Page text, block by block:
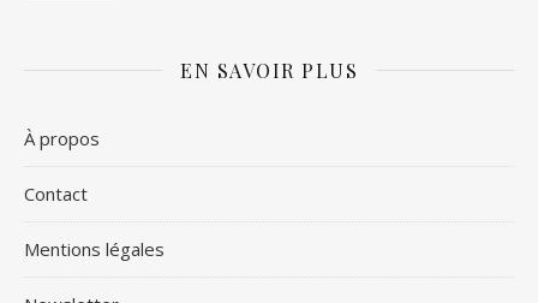
EN SAVOIR PLUS
À propos
Contact
Mentions légales